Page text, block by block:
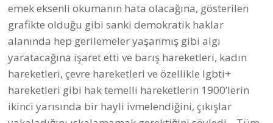
emek eksenli okumanın hata olacağına, gösterilen
grafikte olduğu gibi sanki demokratik haklar
alanında hep gerilemeler yaşanmış gibi algı
yaratacağına işaret etti ve barış hareketleri, kadın
hareketleri, çevre hareketleri ve özellikle lgbti+
hareketleri gibi hak temelli hareketlerin 1900’lerin
ikinci yarısında bir hayli ivmelendiğini, çıkışlar